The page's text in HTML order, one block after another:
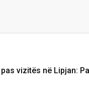
vizitës në Lipjan: